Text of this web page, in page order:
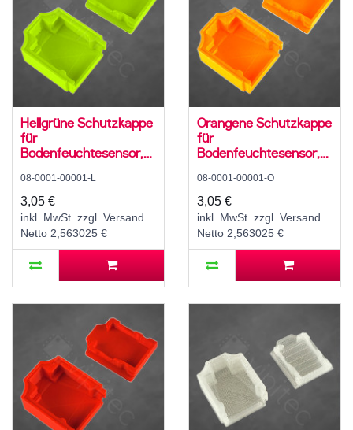
Hellgrüne Schutzkappe
für
Bodenfeuchtesensor,
Gehäuse
08-0001-00001-L
3,05 €
inkl. MwSt. zzgl. Versand
Netto 2,563025 €
Orangene Schutzkappe
für
Bodenfeuchtesensor,
Gehäuse
08-0001-00001-O
3,05 €
inkl. MwSt. zzgl. Versand
Netto 2,563025 €